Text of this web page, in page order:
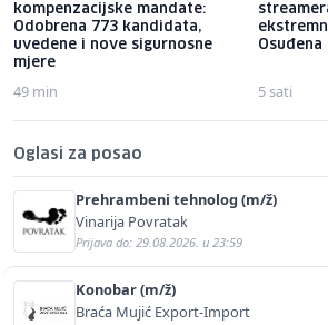
kompenzacijske mandate:
Odobrena 773 kandidata,
uvedene i nove sigurnosne
mjere
49 min 5 sati
Oglasi za posao
Prehrambeni tehnolog (m/ž)
Vinarija Povratak
Prijava do: 29.08.2026. u 23:59
Konobar (m/ž)
Braća Mujić Export-Import